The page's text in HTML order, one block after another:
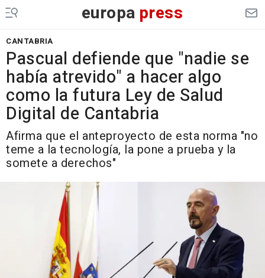
europa press
CANTABRIA
Pascual defiende que "nadie se
había atrevido" a hacer algo
como la futura Ley de Salud
Digital de Cantabria
Afirma que el anteproyecto de esta norma "no
teme a la tecnología, la pone a prueba y la
somete a derechos"